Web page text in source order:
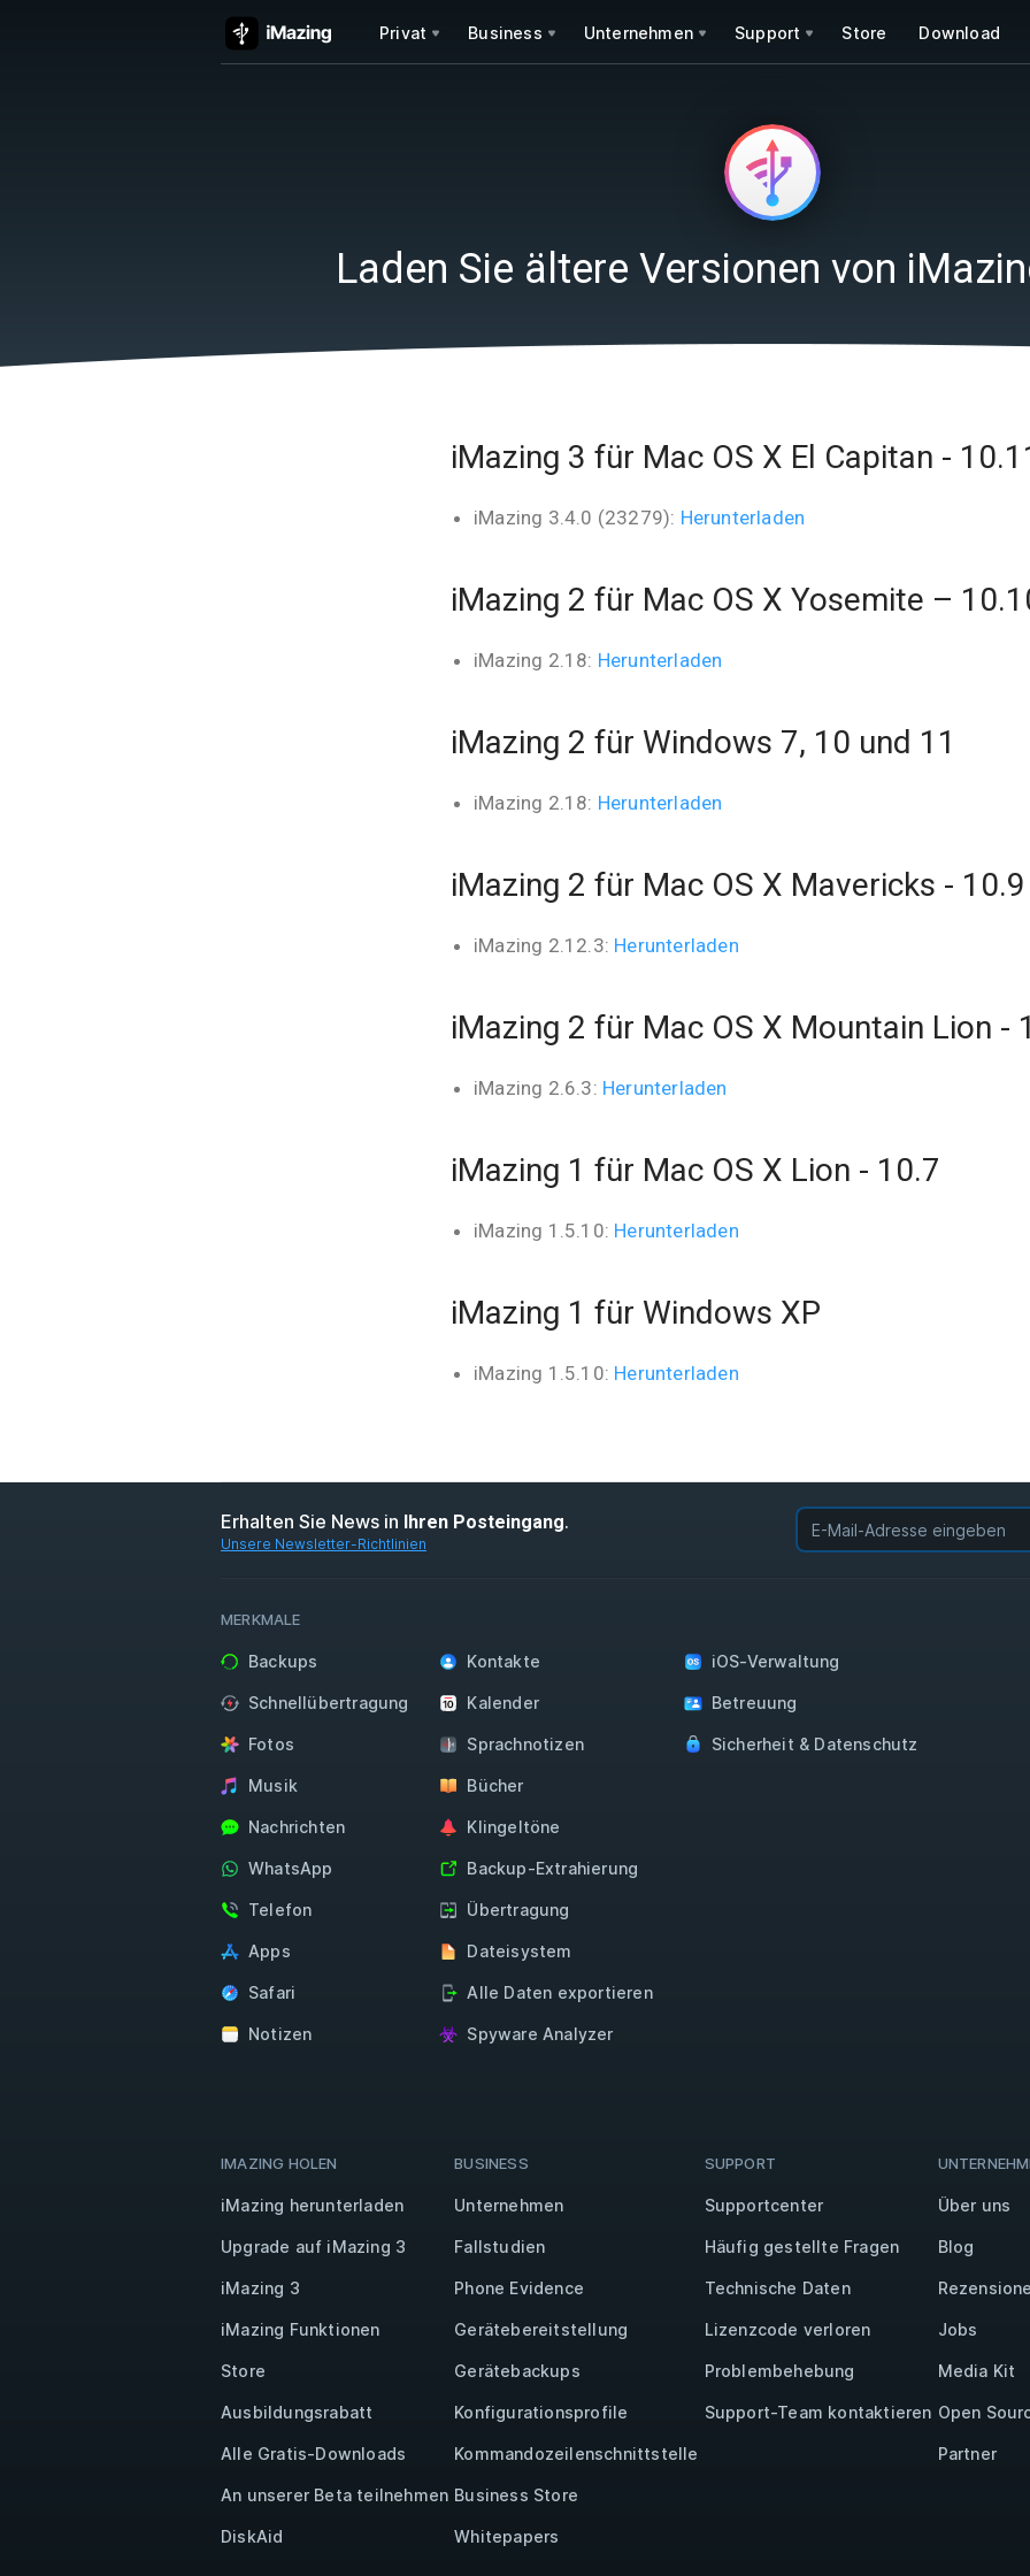
Privat Business Unternehmen Support Store Download
Laden Sie ältere Versionen von
iMazing 3 für Mac OS X El Capitan -
iMazing 3.4.0 (23279): Herunterladen
iMazing 2 für Mac OS X Yosemite –
iMazing 2.18: Herunterladen
iMazing 2 für Windows 7, 10 und 11
iMazing 2.18: Herunterladen
iMazing 2 für Mac OS X Mavericks - 10.9
iMazing 2.12.3: Herunterladen
iMazing 2 für Mac OS X Mountain Lion -
iMazing 2.6.3: Herunterladen
iMazing 1 für Mac OS X Lion - 10.7
iMazing 1.5.10: Herunterladen
iMazing 1 für Windows XP
iMazing 1.5.10: Herunterladen
Erhalten Sie News in Ihren Posteingang.
Unsere Newsletter-Richtlinien
MERKMALE
Backups
Schnellübertragung
Fotos
Musik
Nachrichten
WhatsApp
Telefon
Apps
Safari
Notizen
Kontakte
Kalender
Sprachnotizen
Bücher
Klingeltöne
Backup-Extrahierung
Übertragung
Dateisystem
Alle Daten exportieren
Spyware Analyzer
iOS-Verwaltung
Betreuung
Sicherheit & Datenschutz
IMAZING HOLEN
iMazing herunterladen
Upgrade auf iMazing 3
iMazing 3
iMazing Funktionen
Store
Ausbildungsrabatt
Alle Gratis-Downloads
An unserer Beta teilnehmen
DiskAid
BUSINESS
Unternehmen
Fallstudien
Phone Evidence
Gerätebereitstellung
Gerätebackups
Konfigurationsprofile
Kommandozeilenschnittstelle
Business Store
Whitepapers
SUPPORT
Supportcenter
Häufig gestellte Fragen
Technische Daten
Lizenzcode verloren
Problembehebung
Support-Team kontaktieren
Über uns
Blog
Jobs
Media Kit
Open
Partner